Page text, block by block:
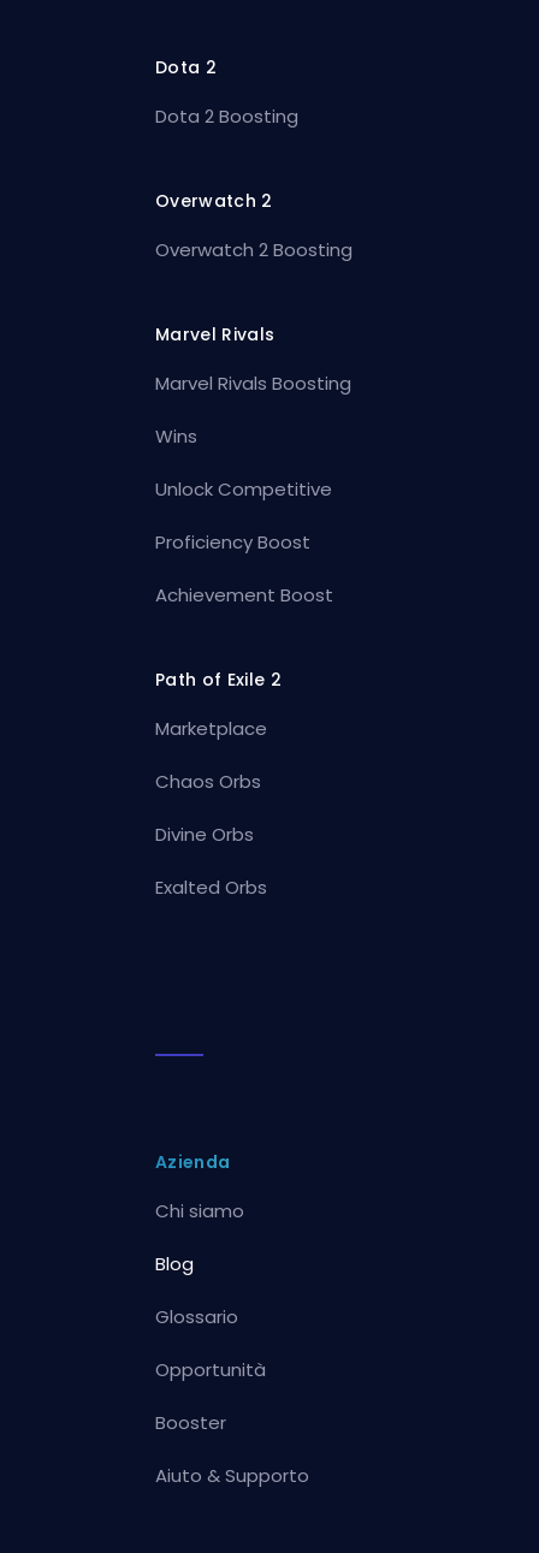
Dota 2
Dota 2 Boosting
Overwatch 2
Overwatch 2 Boosting
Marvel Rivals
Marvel Rivals Boosting
Wins
Unlock Competitive
Proficiency Boost
Achievement Boost
Path of Exile 2
Marketplace
Chaos Orbs
Divine Orbs
Exalted Orbs
Azienda
Chi siamo
Blog
Glossario
Opportunità
Booster
Aiuto & Supporto